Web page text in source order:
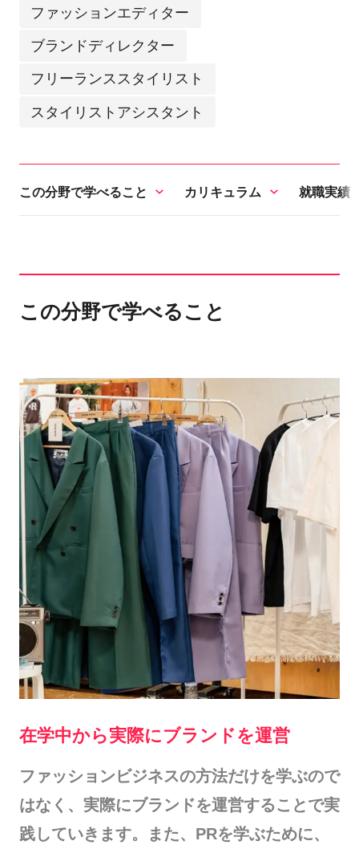
ファッションエディター
ブランドディレクター
フリーランススタイリスト
スタイリストアシスタント
この分野で学べること カリキュラム 就職実績
この分野で学べること
在学中から実際にブランドを運営
ファッションビジネスの方法だけを学ぶので
はなく、実際にブランドを運営することで実
践していきます。また、PRを学ぶために、